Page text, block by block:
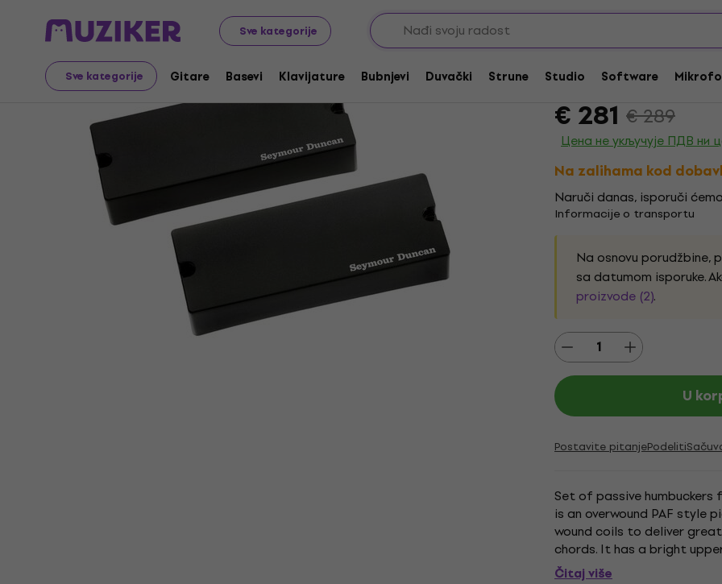
Sve kategorije
Sve kategorije Gitare Basevi Klavijature Bubnjevi Duvački Strune Studio Software
Muzički instrumenti Basevi Pick up za bas gitare
Seymour Duncan
Brend: Seymour DuncanKod
€ 281 € 289
Цена не укључује ПДВ ни
Na zalihama kod
Naruči danas, isporuči
Informacije o transportu
Na osnovu porudžbine,
sa datumom isporuke.
proizvode (2).
U
Postavite pitanjePodeliti
Set of passive humbuckers
is an overwound PAF style
wound coils to deliver
chords. It has a bright
playing clean, and provides
Čitaj više